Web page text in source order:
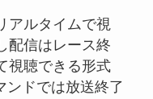
アルタイムで視
配信はレース終
視聴できる形式
ンドでは放送終了